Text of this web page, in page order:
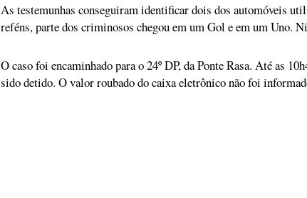
As testemunhas conseguiram identificar dois dos automóveis
reféns, parte dos criminosos chegou em um Gol e em um Uno.
O caso foi encaminhado para o 24º DP, da Ponte Rasa. Até as
sido detido. O valor roubado do caixa eletrônico não foi